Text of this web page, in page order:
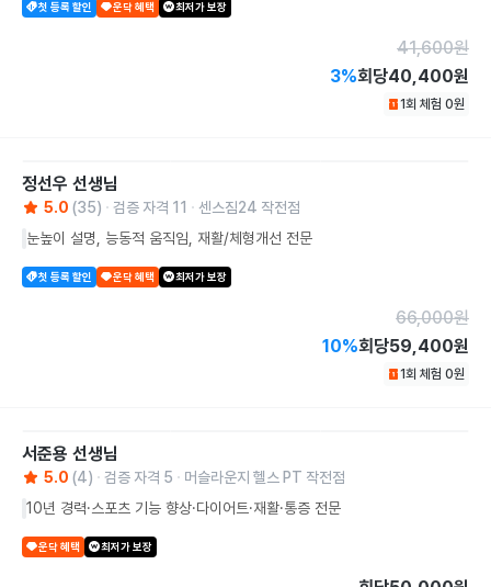
첫 등록 할인 운닥 혜택 최저가 보장
41,600원
3%회당40,400원
1회 체험 0원
정선우 선생님
5.0 (35) 검증 자격 11
센스짐24 작전점
눈높이 설명, 능동적 움직임, 재활/체형개선 전문
첫 등록 할인 운닥 혜택 최저가 보장
66,000원
10%회당59,400원
1회 체험 0원
서준용 선생님
5.0 (4) 검증 자격 5
머슬라운지 헬스 PT 작전점
10년 경력·스포츠 기능 향상·다이어트·재활·통증 전문
운닥 혜택 최저가 보장